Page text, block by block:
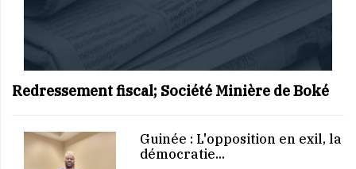
Redressement fiscal; Société Minière de Boké
Guinée : L'opposition en exil, la
démocratie...